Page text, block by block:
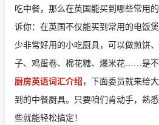
吃中餐，那么在英国能买到哪些常用
诉你：在英国不仅能买到常用的电饭
少非常好用的小吃厨具，可以做煎饼
子、鸡蛋卷、棉花糖、爆米花……是
厨房英语词汇介绍，下面委员就来给
到的中餐厨具。只要咱们肯动手，熟
些就能轻松搞定！